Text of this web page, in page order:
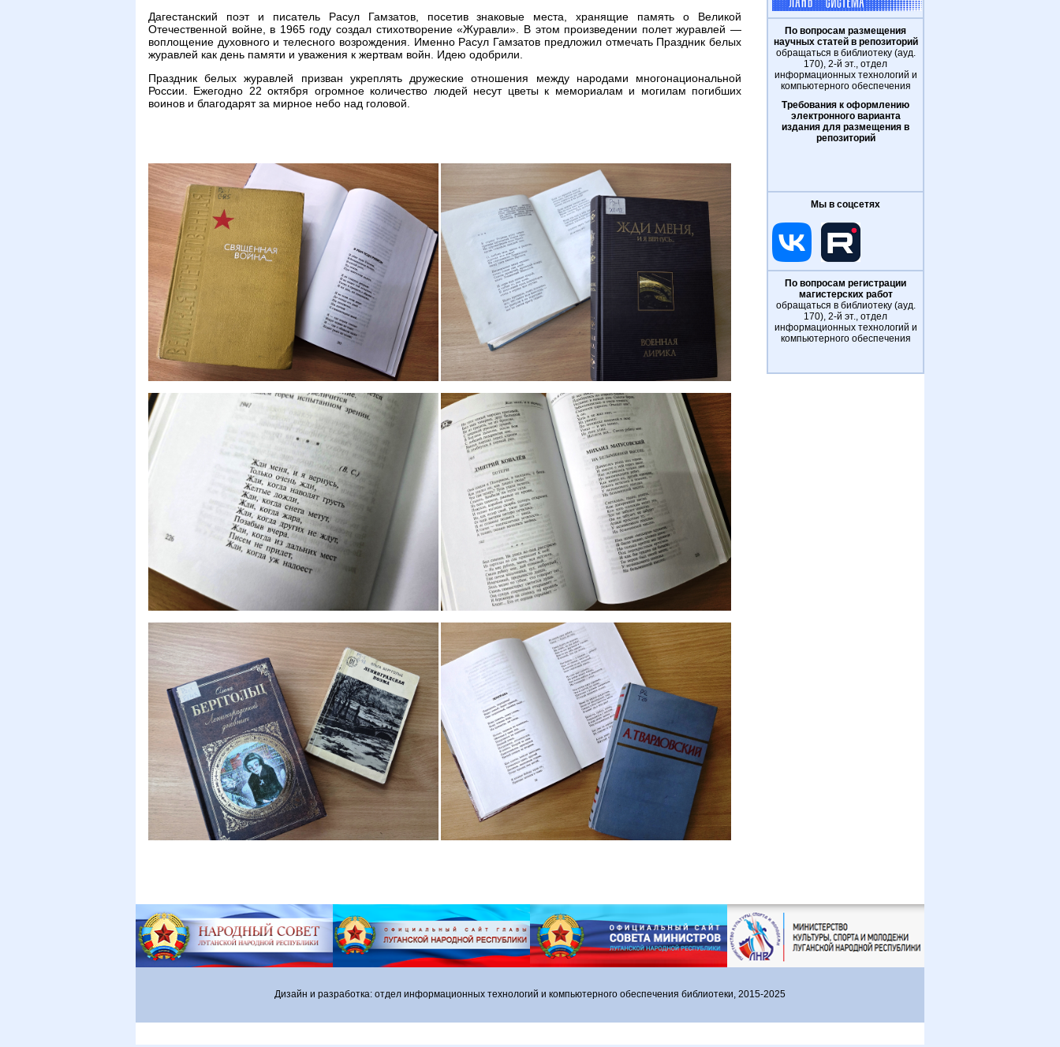
Дагестанский поэт и писатель Расул Гамзатов, посетив знаковые места, хранящие память о Великой
Отечественной войне, в 1965 году создал стихотворение «Журавли». В этом произведении полет журавлей —
воплощение духовного и телесного возрождения. Именно Расул Гамзатов предложил отмечать Праздник белых
журавлей как день памяти и уважения к жертвам войн. Идею одобрили.
Праздник белых журавлей призван укреплять дружеские отношения между народами многонациональной
России. Ежегодно 22 октября огромное количество людей несут цветы к мемориалам и могилам погибших
воинов и благодарят за мирное небо над головой.
По вопросам размещения
научных статей в репозиторий
обращаться в библиотеку (ауд.
170), 2-й эт., отдел
информационных технологий и
компьютерного обеспечения
Требования к оформлению
электронного варианта
издания для размещения в
репозиторий
Мы в соцсетях
По вопросам регистрации
магистерских работ
обращаться в библиотеку (ауд.
170), 2-й эт., отдел
информационных технологий и
компьютерного обеспечения
Дизайн и разработка: отдел информационных технологий и компьютерного обеспечения библиотеки, 2015-2025